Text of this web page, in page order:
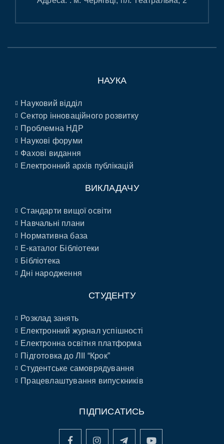
НАУКА
Науковий відділ
Сектор інноваційного розвитку
Проблемна НДР
Наукові форуми
Фахові видання
Електронний архів публікацій
ВИКЛАДАЧУ
Стандарти вищої освіти
Навчальні плани
Нормативна база
E-каталог Бібліотеки
Бібліотека
Дні народження
СТУДЕНТУ
Розклад занять
Електронний журнал успішності
Електронна освітня платформа
Підготовка до ЛІІ “Крок”
Студентське самоврядування
Працевлаштування випускників
ПІДПИСАТИСЬ